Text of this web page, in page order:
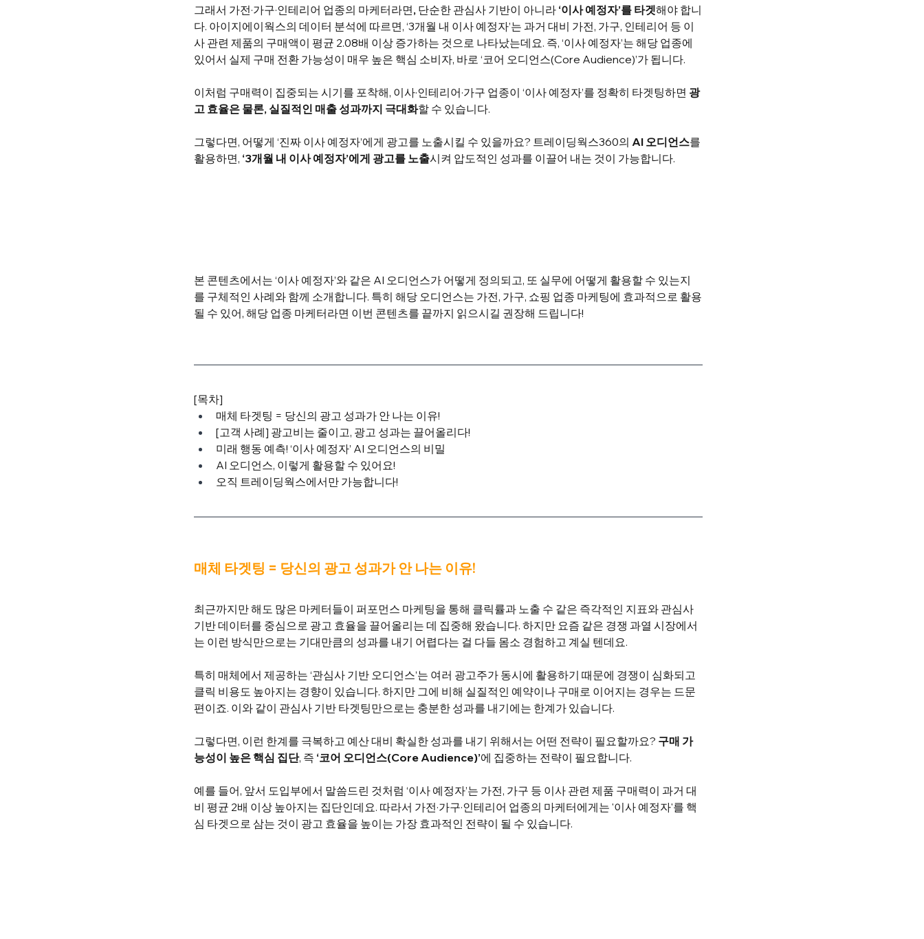
그래서 가전·가구·인테리어 업종의 마케터라면, 단순한 관심사 기반이 아니라 ‘이사 예정자’를 타겟해야 합니
다. 아이지에이웍스의 데이터 분석에 따르면, ‘3개월 내 이사 예정자’는 과거 대비 가전, 가구, 인테리어 등 이
사 관련 제품의 구매액이 평균 2.08배 이상 증가하는 것으로 나타났는데요. 즉, ‘이사 예정자’는 해당 업종에
있어서 실제 구매 전환 가능성이 매우 높은 핵심 소비자, 바로 ‘코어 오디언스(Core Audience)’가 됩니다.
이처럼 구매력이 집중되는 시기를 포착해, 이사·인테리어·가구 업종이 ‘이사 예정자’를 정확히 타겟팅하면 광
고 효율은 물론, 실질적인 매출 성과까지 극대화할 수 있습니다.
그렇다면, 어떻게 ‘진짜 이사 예정자’에게 광고를 노출시킬 수 있을까요? 트레이딩웍스360의 AI 오디언스를
활용하면, ‘3개월 내 이사 예정자’에게 광고를 노출시켜 압도적인 성과를 이끌어 내는 것이 가능합니다.
본 콘텐츠에서는 ‘이사 예정자’와 같은 AI 오디언스가 어떻게 정의되고, 또 실무에 어떻게 활용할 수 있는지
를 구체적인 사례와 함께 소개합니다. 특히 해당 오디언스는 가전, 가구, 쇼핑 업종 마케팅에 효과적으로 활용
될 수 있어, 해당 업종 마케터라면 이번 콘텐츠를 끝까지 읽으시길 권장해 드립니다!
[목차]
매체 타겟팅 = 당신의 광고 성과가 안 나는 이유!
[고객 사례] 광고비는 줄이고, 광고 성과는 끌어올리다!
미래 행동 예측! ‘이사 예정자’ AI 오디언스의 비밀
AI 오디언스, 이렇게 활용할 수 있어요!
오직 트레이딩웍스에서만 가능합니다!
매체 타겟팅 = 당신의 광고 성과가 안 나는 이유!
최근까지만 해도 많은 마케터들이 퍼포먼스 마케팅을 통해 클릭률과 노출 수 같은 즉각적인 지표와 관심사
기반 데이터를 중심으로 광고 효율을 끌어올리는 데 집중해 왔습니다. 하지만 요즘 같은 경쟁 과열 시장에서
는 이런 방식만으로는 기대만큼의 성과를 내기 어렵다는 걸 다들 몸소 경험하고 계실 텐데요.
특히 매체에서 제공하는 ‘관심사 기반 오디언스’는 여러 광고주가 동시에 활용하기 때문에 경쟁이 심화되고
클릭 비용도 높아지는 경향이 있습니다. 하지만 그에 비해 실질적인 예약이나 구매로 이어지는 경우는 드문
편이죠. 이와 같이 관심사 기반 타겟팅만으로는 충분한 성과를 내기에는 한계가 있습니다.
그렇다면, 이런 한계를 극복하고 예산 대비 확실한 성과를 내기 위해서는 어떤 전략이 필요할까요? 구매 가
능성이 높은 핵심 집단, 즉 ‘코어 오디언스(Core Audience)’에 집중하는 전략이 필요합니다.
예를 들어, 앞서 도입부에서 말씀드린 것처럼 ‘이사 예정자’는 가전, 가구 등 이사 관련 제품 구매력이 과거 대
비 평균 2배 이상 높아지는 집단인데요. 따라서 가전·가구·인테리어 업종의 마케터에게는 '이사 예정자'를 핵
심 타겟으로 삼는 것이 광고 효율을 높이는 가장 효과적인 전략이 될 수 있습니다.